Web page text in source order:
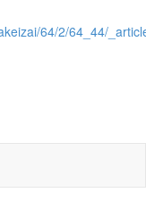
64/2/64_44/